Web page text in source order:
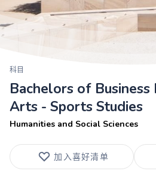
科目
Bachelors of
Arts - Sports Studies
Humanities and Social Sciences
加入喜好清单